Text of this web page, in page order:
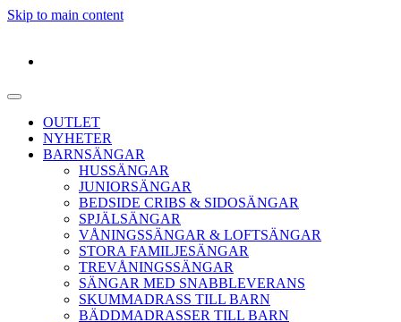
Skip to main content
OUTLET
NYHETER
BARNSÄNGAR
HUSSÄNGAR
JUNIORSÄNGAR
BEDSIDE CRIBS & SIDOSÄNGAR
SPJÄLSÄNGAR
VÅNINGSSÄNGAR & LOFTSÄNGAR
STORA FAMILJESÄNGAR
TREVÅNINGSSÄNGAR
SÄNGAR MED SNABBLEVERANS
SKUMMADRASS TILL BARN
BÄDDMADRASSER TILL BARN